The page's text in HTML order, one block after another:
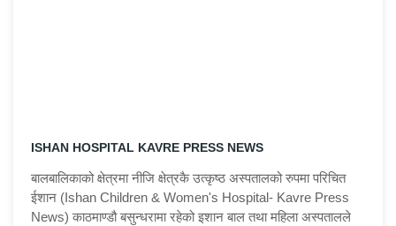
ISHAN HOSPITAL KAVRE PRESS NEWS
बालबालिकाको क्षेत्रमा नीजि क्षेत्रकै उत्कृष्ठ अस्पतालको रुपमा परिचित
ईशान (Ishan Children & Women's Hospital- Kavre Press
News) काठमाण्डौ बसुन्धरामा रहेको इशान बाल तथा महिला अस्पतालले